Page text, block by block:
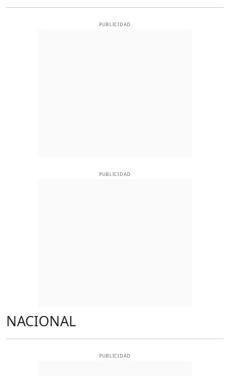
PUBLICIDAD
PUBLICIDAD
NACIONAL
PUBLICIDAD